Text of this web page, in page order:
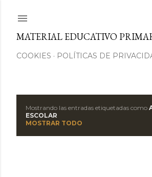
MATERIAL EDUCATIVO
COOKIES POLÍTICAS DE
n
Mostrando las entradas etiquetadas como
ESCOLAR
MOSTRAR TODO